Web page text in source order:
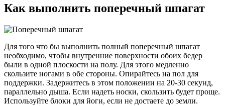
Как выполнить поперечный шпагат
Для того что бы выполнить полный поперечный шпагат
необходимо, чтобы внутренние поверхности обоих бедер
были в одной плоскости на полу. Для этого медленно
скользите ногами в обе стороны. Опирайтесь на пол для
поддержки. Задержитесь в этом положении на 20-30 секунд,
параллельно дыша. Если надеть носки, скользить будет проще.
Используйте блоки для йоги, если не достаете до земли.